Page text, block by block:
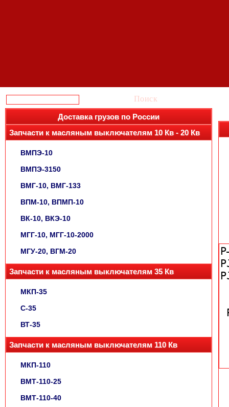
Поиск
Доставка грузов по России
Запчасти к масляным выключателям 10 Кв - 20 Кв
ВМПЭ-10
ВМПЭ-3150
ВМГ-10, ВМГ-133
ВПМ-10, ВПМП-10
ВК-10, ВКЭ-10
МГГ-10, МГГ-10-2000
МГУ-20, ВГМ-20
Запчасти к масляным выключателям 35 Кв
МКП-35
С-35
ВТ-35
Запчасти к масляным выключателям 110 Кв
МКП-110
ВМТ-110-25
ВМТ-110-40